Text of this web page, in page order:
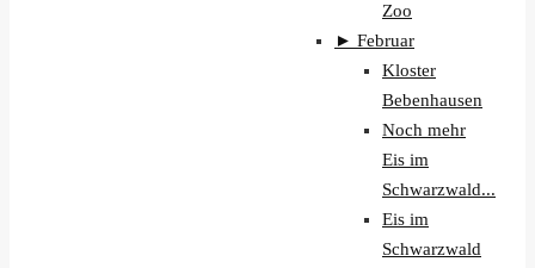
Zoo
► Februar
Kloster
Bebenhausen
Noch mehr
Eis im
Schwarzwald...
Eis im
Schwarzwald